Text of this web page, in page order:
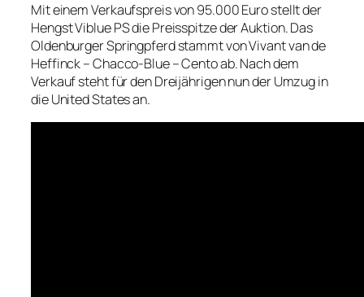
Mit einem Verkaufspreis von 95.000 Euro stellt der
Hengst Viblue PS die Preisspitze der Auktion. Das
Oldenburger Springpferd stammt von Vivant van de
Heffinck – Chacco-Blue – Cento ab. Nach dem
Verkauf steht für den Dreijährigen nun der Umzug in
die United States an.